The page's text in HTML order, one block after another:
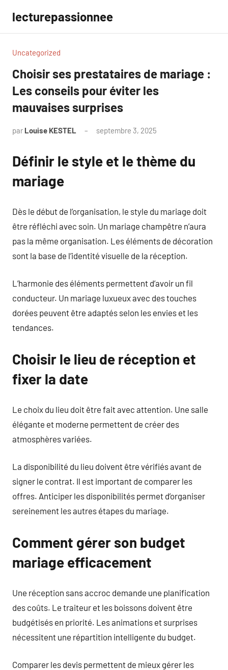
contenu
lecturepassionnee
Uncategorized
Choisir ses prestataires de mariage :
Les conseils pour éviter les
mauvaises surprises
par Louise KESTEL septembre 3, 2025
Définir le style et le thème du
mariage
Dès le début de l’organisation, le style du mariage doit
être réfléchi avec soin. Un mariage champêtre n’aura
pas la même organisation. Les éléments de décoration
sont la base de l’identité visuelle de la réception.
L’harmonie des éléments permettent d’avoir un fil
conducteur. Un mariage luxueux avec des touches
dorées peuvent être adaptés selon les envies et les
tendances.
Choisir le lieu de réception et
fixer la date
Le choix du lieu doit être fait avec attention. Une salle
élégante et moderne permettent de créer des
atmosphères variées.
La disponibilité du lieu doivent être vérifiés avant de
signer le contrat. Il est important de comparer les
offres. Anticiper les disponibilités permet d’organiser
sereinement les autres étapes du mariage.
Comment gérer son budget
mariage efficacement
Une réception sans accroc demande une planification
des coûts. Le traiteur et les boissons doivent être
budgétisés en priorité. Les animations et surprises
nécessitent une répartition intelligente du budget.
Comparer les devis permettent de mieux gérer les